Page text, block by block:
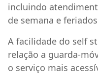
incluindo
de semana e
A facilidade do self
relação a guarda-
o serviço mais